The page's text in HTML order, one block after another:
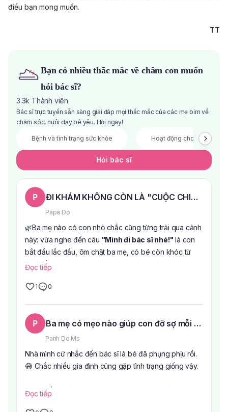
điều bạn mong muốn.
TT
Bạn có nhiều thắc mắc về chăm con muốn
hỏi bác sĩ?
3.3k Thành viên
Bác sĩ trực tuyến sẵn sàng giải đáp mọi thắc mắc của các mẹ bỉm về
chăm sóc, nuôi dạy bé yêu. Hỏi ngay!
Bệnh và tình trạng sức khỏe Hoạt động cho bé
Hỏi bác sĩ
P ĐI KHÁM KHÔNG CÒN LÀ "CUỘC CHIẾN" VỚI
Papa Do
🌿Ba mẹ nào có con nhỏ chắc cũng từng trải qua cảnh
này: vừa nghe đến câu "Mình đi bác sĩ nhé!" là con
bắt đầu lắc đầu, ôm chặt ba mẹ, có bé còn khóc từ
nhà đến phòng khám.
Thực ra, nhiều khi điều khiến các con sợ không chỉ là
khi bước vào bệnh viện.
🍀Hiểu được tâm lý đó,
được thiết kế với nhiều hình ảnh ngộ nghĩnh, màu sắc
tươi sáng cùng khu vui chơi nhỏ để các bé có thêm
Chỉ cần vài phút vui chơi, nhiều bạn nhỏ đã quên mất
cảm giác lo lắng ban đầu.
Đọc tiếp
1 0
P Ba mẹ có mẹo nào giúp con đỡ sợ mỗi lần đi
Panh Do Ms
Nhà mình cứ nhắc đến bác sĩ là bé đã phụng phịu rồi.
😅 Chắc nhiều gia đình cũng gặp tình trạng giống vậy.
Mình thấy ngoài chuyện bác sĩ khám nhẹ nhàng thì
Đọc tiếp